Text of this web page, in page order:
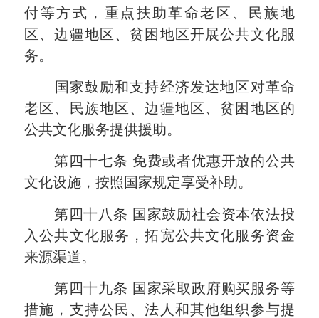
付等方式，重点扶助革命老区、民族地
区、边疆地区、贫困地区开展公共文化服
务。
国家鼓励和支持经济发达地区对革命
老区、民族地区、边疆地区、贫困地区的
公共文化服务提供援助。
第四十七条 免费或者优惠开放的公共
文化设施，按照国家规定享受补助。
第四十八条 国家鼓励社会资本依法投
入公共文化服务，拓宽公共文化服务资金
来源渠道。
第四十九条 国家采取政府购买服务等
措施，支持公民、法人和其他组织参与提